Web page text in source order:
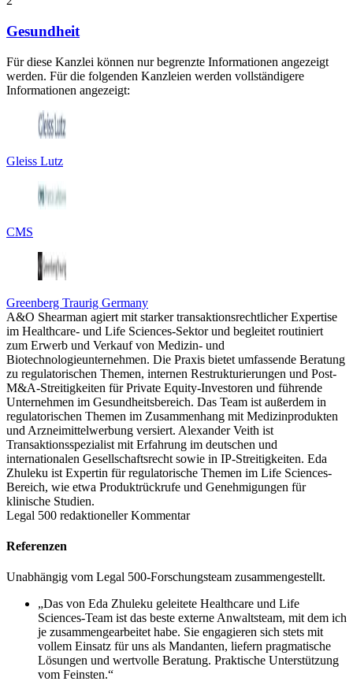
Gesundheit
Für diese Kanzlei können nur begrenzte Informationen angezeigt
werden. Für die folgenden Kanzleien werden vollständigere
Informationen angezeigt:
Gleiss Lutz
CMS
Greenberg Traurig Germany
A&O Shearman agiert mit starker transaktionsrechtlicher Expertise
im Healthcare- und Life Sciences-Sektor und begleitet routiniert
zum Erwerb und Verkauf von Medizin- und
Biotechnologieunternehmen. Die Praxis bietet umfassende Beratung
zu regulatorischen Themen, internen Restrukturierungen und Post-
M&A-Streitigkeiten für Private Equity-Investoren und führende
Unternehmen im Gesundheitsbereich. Das Team ist außerdem in
regulatorischen Themen im Zusammenhang mit Medizinprodukten
und Arzneimittelwerbung versiert. Alexander Veith ist
Transaktionsspezialist mit Erfahrung im deutschen und
internationalen Gesellschaftsrecht sowie in IP-Streitigkeiten. Eda
Zhuleku ist Expertin für regulatorische Themen im Life Sciences-
Bereich, wie etwa Produktrückrufe und Genehmigungen für
klinische Studien.
Legal 500 redaktioneller Kommentar
Referenzen
Unabhängig vom Legal 500-Forschungsteam zusammengestellt.
„Das von Eda Zhuleku geleitete Healthcare und Life
Sciences-Team ist das beste externe Anwaltsteam, mit dem ich
je zusammengearbeitet habe. Sie engagieren sich stets mit
vollem Einsatz für uns als Mandanten, liefern pragmatische
Lösungen und wertvolle Beratung. Praktische Unterstützung
vom Feinsten.“